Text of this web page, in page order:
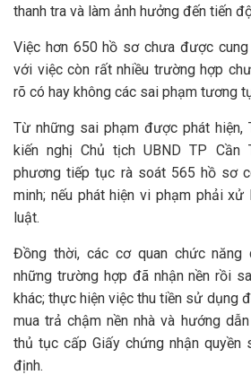
thanh tra và làm ảnh hưởng đến tiến
Việc hơn 650 hồ sơ chưa được
với việc còn rất nhiều trường hợp
rõ có hay không các sai phạm tương
Từ những sai phạm được phát hiện,
kiến nghị Chủ tịch UBND TP
phương tiếp tục rà soát 565 hồ sơ
minh; nếu phát hiện vi phạm phải
luật.
Đồng thời, các cơ quan chức năng
những trường hợp đã nhận nền rồi
khác; thực hiện việc thu tiền sử dụng
mua trả chậm nền nhà và hướng
thủ tục cấp Giấy chứng nhận
định.